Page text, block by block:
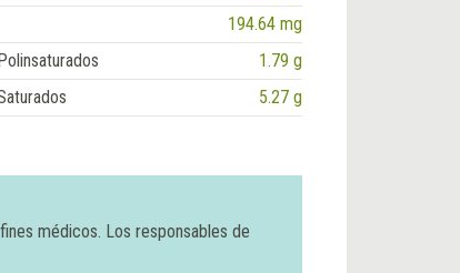
194.64 mg
1.79 g
5.27 g
médicos. Los responsables de